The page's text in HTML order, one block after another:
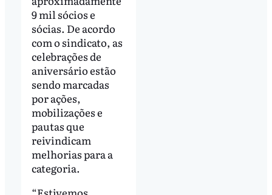
9 mil sócios e
sócias. De acordo
com o sindicato, as
celebrações de
aniversário estão
sendo marcadas
por ações,
mobilizações e
pautas que
reivindicam
melhorias para a
categoria.